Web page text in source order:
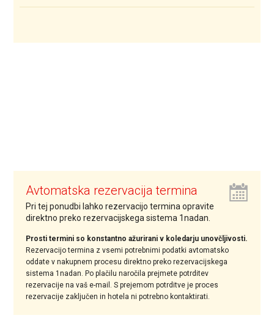
Avtomatska rezervacija termina
Pri tej ponudbi lahko rezervacijo termina opravite
direktno preko rezervacijskega sistema 1nadan.
Prosti termini so konstantno ažurirani v koledarju unovčljivosti.
Rezervacijo termina z vsemi potrebnimi podatki avtomatsko
oddate v nakupnem procesu direktno preko rezervacijskega
sistema 1nadan. Po plačilu naročila prejmete potrditev
rezervacije na vaš e-mail. S prejemom potrditve je proces
rezervacije zaključen in hotela ni potrebno kontaktirati.